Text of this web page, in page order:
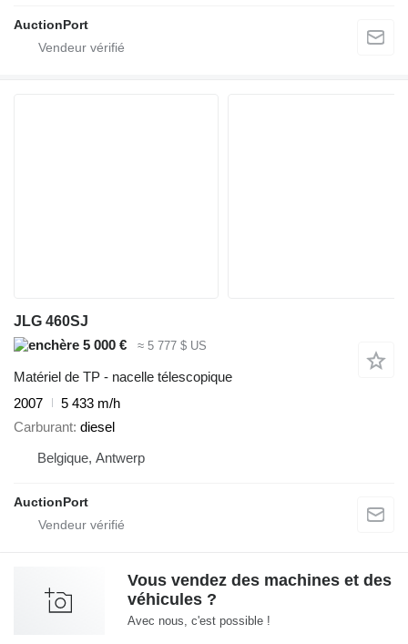
AuctionPort
JLG 460SJ
5 000 €
≈ 5 777 $ US
Matériel de TP - nacelle télescopique
2007
5 433 m/h
Carburant diesel
Belgique, Antwerp
AuctionPort
Vous vendez des machines et des
véhicules ?
Avec nous, c'est possible !